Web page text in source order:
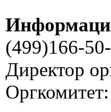
(499)166-
Директор